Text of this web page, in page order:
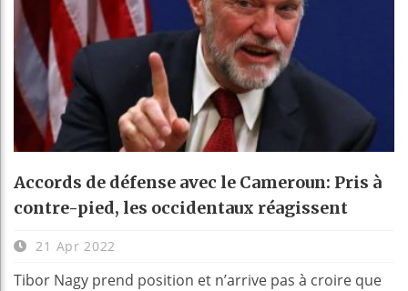
Accords de défense avec le Cameroun: Pris à
contre-pied, les occidentaux réagissent
21 Apr 2022
Tibor Nagy prend position et n’arrive pas à croire que